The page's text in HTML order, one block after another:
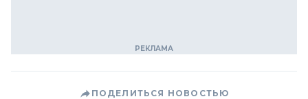
ПОДЕЛИТЬСЯ НОВОСТЬЮ